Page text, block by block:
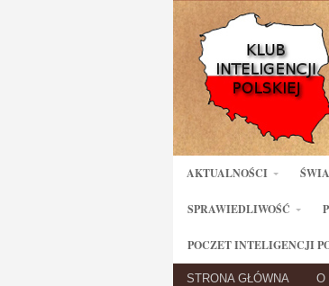
AKTUALNOŚCI
SPRAWIEDLIWOŚĆ
POCZET INTELIGENCJI
STRONA GŁÓWNA O